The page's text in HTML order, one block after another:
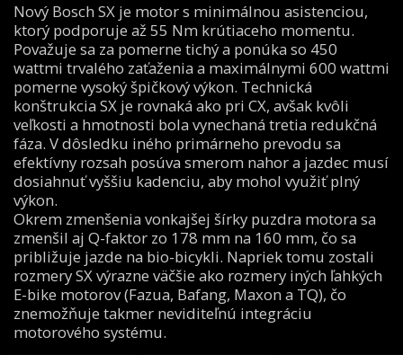
Nový Bosch SX je motor s minimálnou asistenciou,
ktorý podporuje až 55 Nm krútiaceho momentu.
Považuje sa za pomerne tichý a ponúka so 450
wattmi trvalého zaťaženia a maximálnymi 600 wattmi
pomerne vysoký špičkový výkon. Technická
konštrukcia SX je rovnaká ako pri CX, avšak kvôli
veľkosti a hmotnosti bola vynechaná tretia redukčná
fáza. V dôsledku iného primárneho prevodu sa
efektívny rozsah posúva smerom nahor a jazdec musí
dosiahnuť vyššiu kadenciu, aby mohol využiť plný
výkon.
Okrem zmenšenia vonkajšej šírky puzdra motora sa
zmenšil aj Q-faktor zo 178 mm na 160 mm, čo sa
približuje jazde na bio-bicykli. Napriek tomu zostali
rozmery SX výrazne väčšie ako rozmery iných ľahkých
E-bike motorov (Fazua, Bafang, Maxon a TQ), čo
znemožňuje takmer neviditeľnú integráciu
motorového systému.